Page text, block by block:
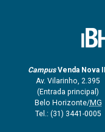
CampusVenda Nova III
Av. Vilarinho, 2.395
(Entrada principal)
Belo Horizonte/MG
Tel.: (31) 3441-0005